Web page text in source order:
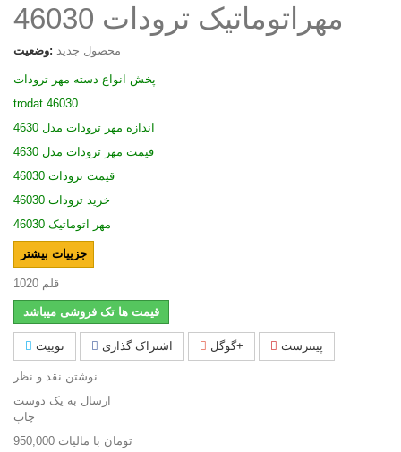
مهراتوماتیک ترودات 46030
وضعیت: محصول جدید
پخش انواع دسته مهر ترودات
trodat 46030
اندازه مهر ترودات مدل 4630
قیمت مهر ترودات مدل 4630
قیمت ترودات 46030
خرید ترودات 46030
مهر اتوماتیک 46030
جزییات بیشتر
1020 قلم
قیمت ها تک فروشی میباشد
توییت اشتراک گذاری گوگل+ پینترست
نوشتن نقد و نظر
ارسال به یک دوست
چاپ
950,000 تومان با ماليات